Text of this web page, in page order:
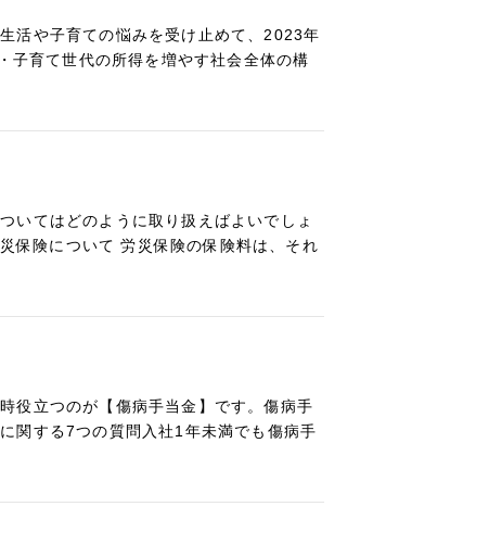
活や子育ての悩みを受け止めて、2023年
子育て世代の所得を増やす社会全体の構
いてはどのように取り扱えばよいでしょ
保険について 労災保険の保険料は、それ
役立つのが【傷病手当金】です。傷病手
関する7つの質問入社1年未満でも傷病手